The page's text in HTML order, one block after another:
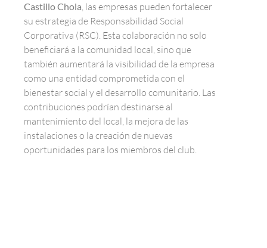
Castillo Chola, las empresas pueden fortalecer
su estrategia de Responsabilidad Social
Corporativa (RSC). Esta colaboración no solo
beneficiará a la comunidad local, sino que
también aumentará la visibilidad de la empresa
como una entidad comprometida con el
bienestar social y el desarrollo comunitario. Las
contribuciones podrían destinarse al
mantenimiento del local, la mejora de las
instalaciones o la creación de nuevas
oportunidades para los miembros del club.